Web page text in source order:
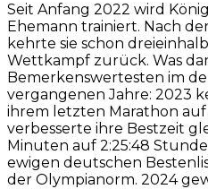
Seit Anfang 2022 wird
Ehemann trainiert. Nach
kehrte sie schon
Wettkampf zurück. Was
Bemerkenswertesten im
vergangenen Jahre: 2023
ihrem letzten Marathon
verbesserte ihre Bestzeit
Minuten auf 2:25:48
ewigen deutschen
der Olympianorm. 2024